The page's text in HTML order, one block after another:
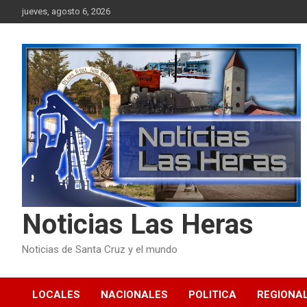
to
jueves, agosto 6, 2026
Noticias Las Heras
Noticias de Santa Cruz y el mundo
LOCALES NACIONALES POLITICA